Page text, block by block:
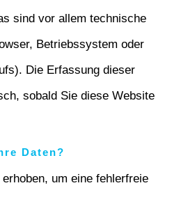
sind vor allem technische
Betriebssystem oder
Die Erfassung dieser
sobald Sie diese Website
Daten?
um eine fehlerfreie